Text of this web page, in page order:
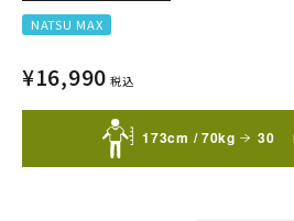
NATSU MAX
¥16,990 税込
173cm / 70kg 30